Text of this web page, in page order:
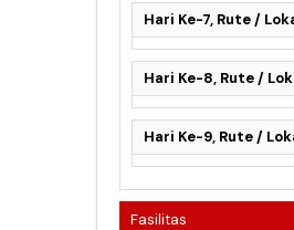
Hari Ke-7, Rute /
Hari Ke-8, Rute /
Hari Ke-9, Rute /
Fasilitas